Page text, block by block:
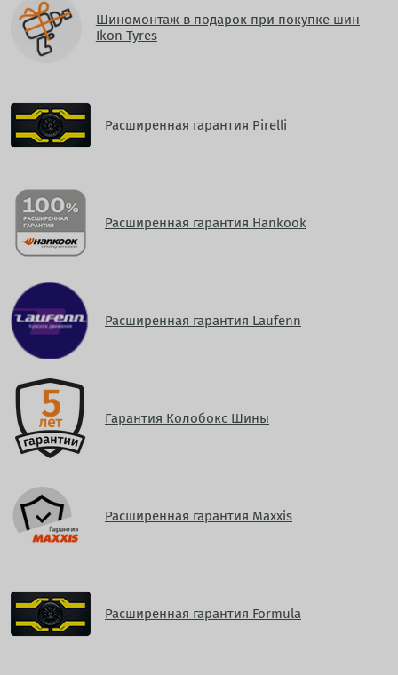
Шиномонтаж в подарок при покупке шин
Ikon Tyres
Расширенная гарантия Pirelli
Расширенная гарантия Hankook
Расширенная гарантия Laufenn
Гарантия Колобокс Шины
Расширенная гарантия Maxxis
Расширенная гарантия Formula